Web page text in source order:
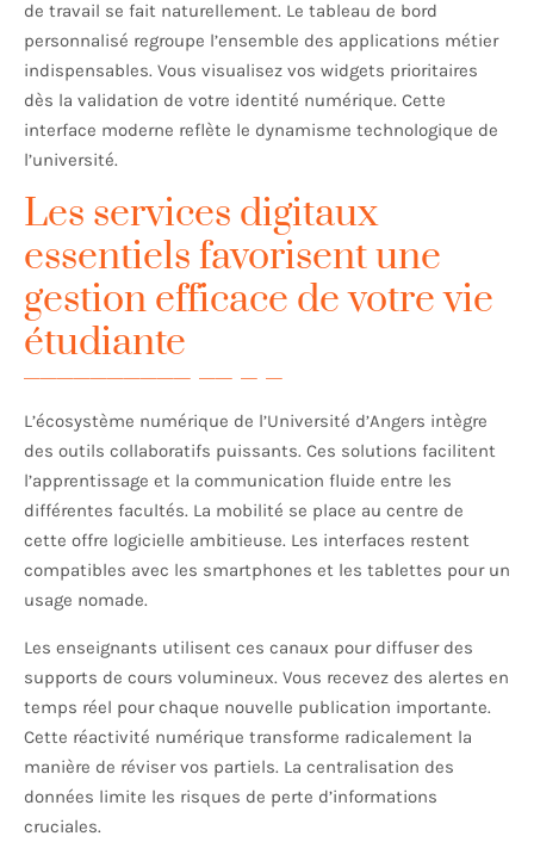
de travail se fait naturellement. Le tableau de bord
personnalisé regroupe l’ensemble des applications métier
indispensables. Vous visualisez vos widgets prioritaires
dès la validation de votre identité numérique. Cette
interface moderne reflète le dynamisme technologique de
l’université.
Les services digitaux
essentiels favorisent une
gestion efficace de votre vie
étudiante
L’écosystème numérique de l’Université d’Angers intègre
des outils collaboratifs puissants. Ces solutions facilitent
l’apprentissage et la communication fluide entre les
différentes facultés. La mobilité se place au centre de
cette offre logicielle ambitieuse. Les interfaces restent
compatibles avec les smartphones et les tablettes pour un
usage nomade.
Les enseignants utilisent ces canaux pour diffuser des
supports de cours volumineux. Vous recevez des alertes en
temps réel pour chaque nouvelle publication importante.
Cette réactivité numérique transforme radicalement la
manière de réviser vos partiels. La centralisation des
données limite les risques de perte d’informations
cruciales.